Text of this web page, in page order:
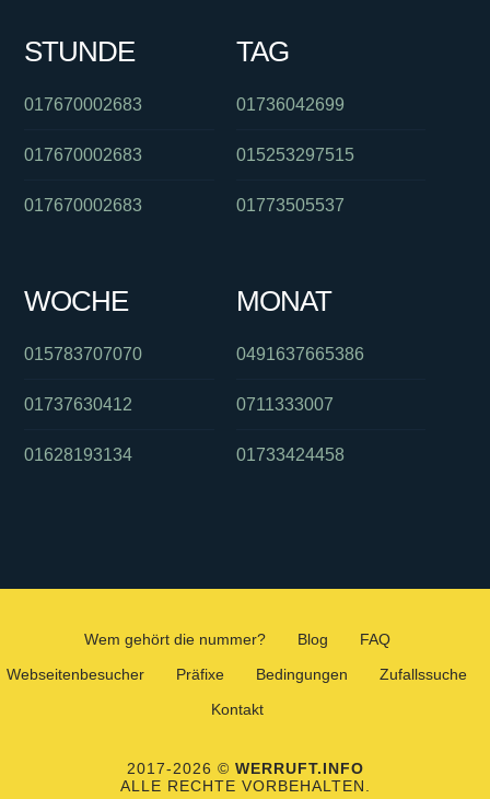
STUNDE
017670002683
017670002683
017670002683
TAG
01736042699
015253297515
01773505537
WOCHE
015783707070
01737630412
01628193134
MONAT
0491637665386
0711333007
01733424458
Wem gehört die nummer? Blog
FAQ
Webseitenbesucher
Präfixe Bedingungen
Zufallssuche
Kontakt
2017-2026 © WERRUFT.INFO
ALLE RECHTE VORBEHALTEN.